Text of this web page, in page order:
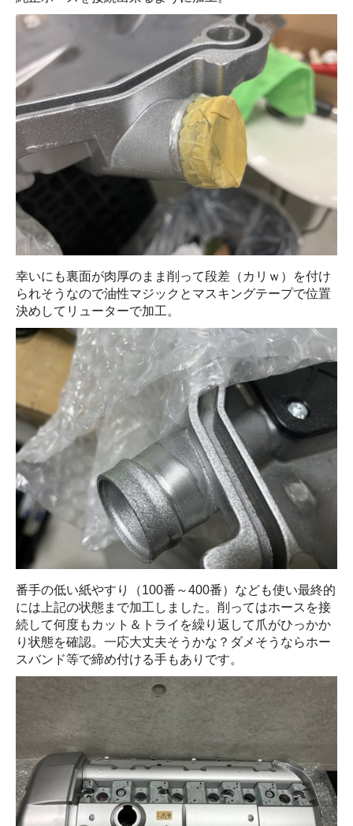
幸いにも裏面が肉厚のまま削って段差（カリｗ）を付け
られそうなので油性マジックとマスキングテープで位置
決めしてリューターで加工。
番手の低い紙やすり（100番～400番）なども使い最終的
には上記の状態まで加工しました。削ってはホースを接
続して何度もカット＆トライを繰り返して爪がひっかか
り状態を確認。一応大丈夫そうかな？ダメそうならホー
スバンド等で締め付ける手もありです。